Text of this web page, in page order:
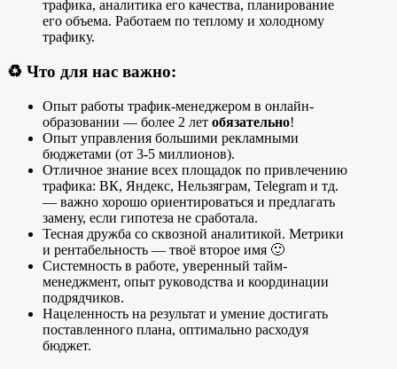
трафика, аналитика его качества, планирование
его объема. Работаем по теплому и холодному
трафику.
♻️ Что для нас важно:
Опыт работы трафик-менеджером в онлайн-
образовании — более 2 лет обязательно!
Опыт управления большими рекламными
бюджетами (от 3-5 миллионов).
Отличное знание всех площадок по привлечению
трафика: ВК, Яндекс, Нельзяграм, Telegram и тд.
— важно хорошо ориентироваться и предлагать
замену, если гипотеза не сработала.
Тесная дружба со сквозной аналитикой. Метрики
и рентабельность — твоё второе имя 🙂
Системность в работе, уверенный тайм-
менеджмент, опыт руководства и координации
подрядчиков.
Нацеленность на результат и умение достигать
поставленного плана, оптимально расходуя
бюджет.